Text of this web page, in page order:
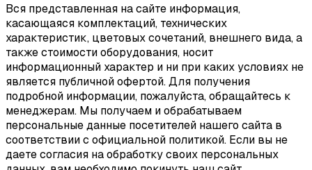
Вся представленная на сайте информация,
касающаяся комплектаций, технических
характеристик, цветовых сочетаний, внешнего вида, а
также стоимости оборудования, носит
информационный характер и ни при каких условиях не
является публичной офертой. Для получения
подробной информации, пожалуйста, обращайтесь к
менеджерам. Мы получаем и обрабатываем
персональные данные посетителей нашего сайта в
соответствии с официальной политикой. Если вы не
даете согласия на обработку своих персональных